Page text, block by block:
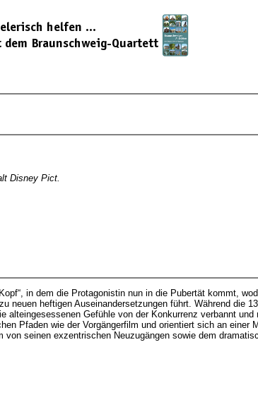
Disney Pict.
in dem die Protagonistin nun in die Pubertät kommt,
neuen heftigen Auseinandersetzungen führt. Während die
alteingesessenen Gefühle von der Konkurrenz verbannt
Pfaden wie der Vorgängerfilm und orientiert sich an einer
von seinen exzentrischen Neuzugängen sowie dem